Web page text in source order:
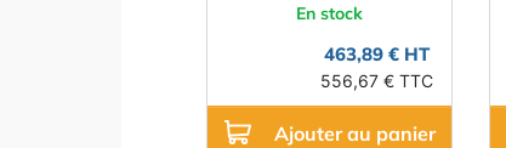
En stock
463,89 € HT
556,67 € TTC
Ajouter au panier